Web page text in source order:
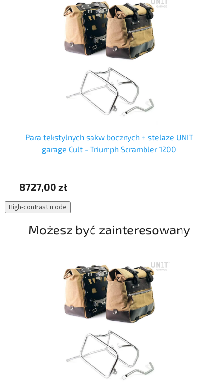
Para tekstylnych sakw bocznych + stelaze UNIT
garage Cult - Triumph Scrambler 1200
8727,00 zł
High-contrast mode
Możesz być zainteresowany